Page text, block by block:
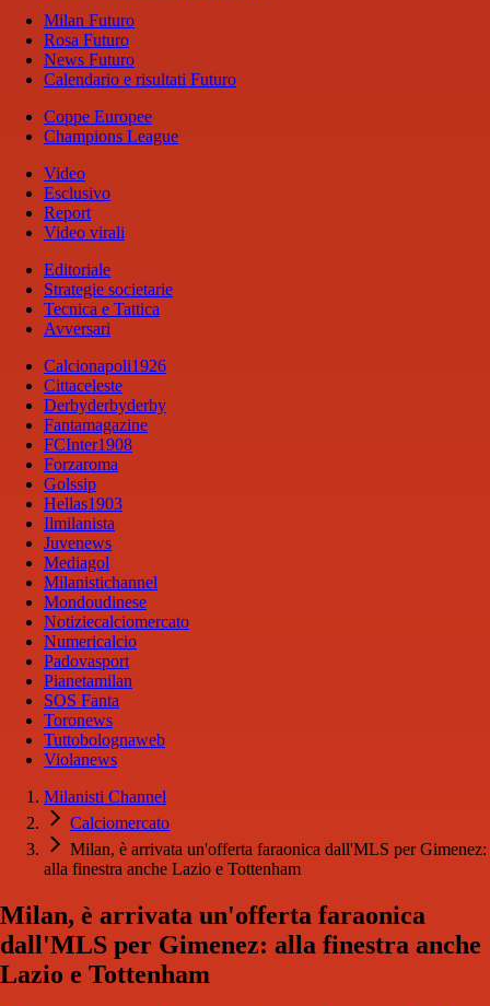
Milan Futuro
Rosa Futuro
News Futuro
Calendario e risultati Futuro
Coppe Europee
Champions League
Video
Esclusivo
Report
Video virali
Editoriale
Strategie societarie
Tecnica e Tattica
Avversari
Calcionapoli1926
Cittaceleste
Derbyderbyderby
Fantamagazine
FCInter1908
Forzaroma
Golssip
Hellas1903
Ilmilanista
Juvenews
Mediagol
Milanistichannel
Mondoudinese
Notiziecalciomercato
Numericalcio
Padovasport
Pianetamilan
SOS Fanta
Toronews
Tuttobolognaweb
Violanews
Milanisti Channel
Calciomercato
Milan, è arrivata un'offerta faraonica dall'MLS per Gimenez:
alla finestra anche Lazio e Tottenham
Milan, è arrivata un'offerta faraonica
dall'MLS per Gimenez: alla finestra anche
Lazio e Tottenham